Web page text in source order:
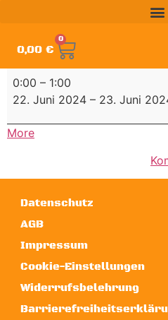
0,00 €
0
0:00 – 1:00
22. Juni 2024 – 23. Juni
More
Datenschutz
AGB
Impressum
Cookie-Einstellungen
Widerrufsbelehrung